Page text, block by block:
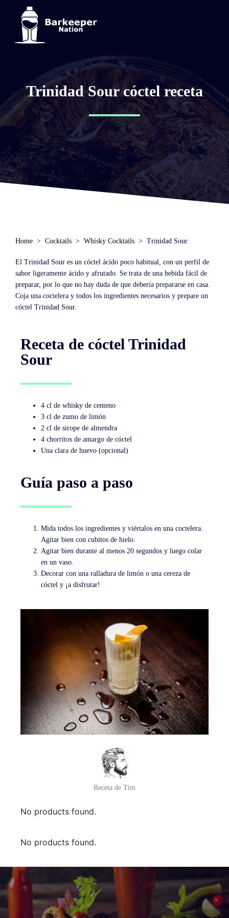
Trinidad Sour cóctel receta
Home Cocktails Whisky Cocktails Trinidad Sour
El Trinidad Sour es un cóctel ácido poco habitual, con un perfil de
sabor ligeramente ácido y afrutado. Se trata de una bebida fácil de
preparar, por lo que no hay duda de que debería prepararse en casa.
Coja una coctelera y todos los ingredientes necesarios y prepare un
cóctel Trinidad Sour.
Receta de cóctel Trinidad
Sour
4 cl de whisky de centeno
3 cl de zumo de limón
2 cl de sirope de almendra
4 chorritos de amargo de cóctel
Una clara de huevo (opcional)
Guía paso a paso
Mida todos los ingredientes y viértalos en una coctelera.
Agitar bien con cubitos de hielo.
Agitar bien durante al menos 20 segundos y luego colar
en un vaso.
Decorar con una ralladura de limón o una cereza de
cóctel y ¡a disfrutar!
Receta de Tim
No products found.
No products found.